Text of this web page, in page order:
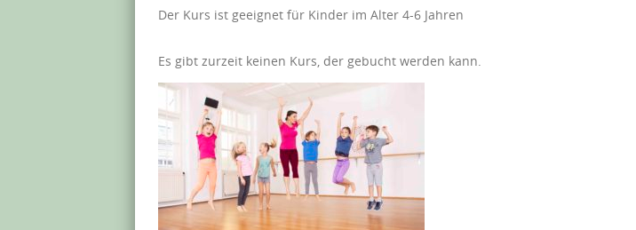
Der Kurs ist geeignet für Kinder im Alter 4-6 Jahren
Es gibt zurzeit keinen Kurs, der gebucht werden kann.